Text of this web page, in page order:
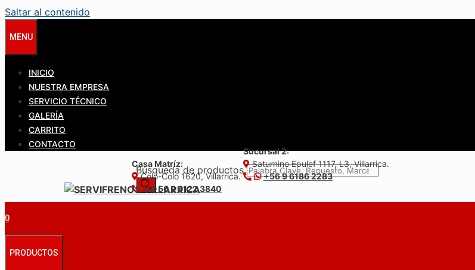
Saltar al contenido
MENU
INICIO
NUESTRA EMPRESA
SERVICIO TÉCNICO
GALERÍA
CARRITO
CONTACTO
Búsqueda de productos
Casa Matríz:
Colo-Colo 1620, Villarrica.
+56 9 6122 3840
Sucursal 2:
Saturnino Epulef 1117, L3, Villarrica.
+56 9 6186 2283
0
PRODUCTOS